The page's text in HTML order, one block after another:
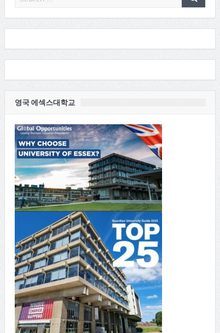
영국 에섹스대학교